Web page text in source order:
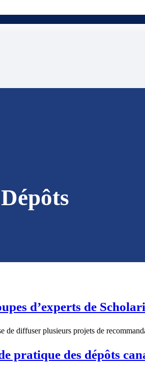
Dépôts
d’experts de
diffuser plusieurs projets de
pratique des dépôts